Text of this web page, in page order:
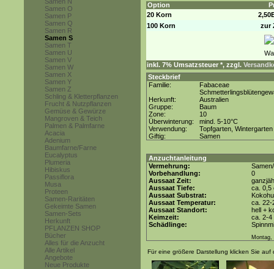
Samen O
Samen P
Samen Q
Samen R
Samen S
Samen T
Samen U
Samen V
Samen W
Samen X
Samen Y
Samen Z
Schling & Kletterpflanzen
Frucht & Nutzpflanzen
Gemüse & Gewürze
Mangroven & Teich
Palmen & Palmfarne
Acacia
Adenium
Baumfarne/Farne
Eucalyptus
Plumeria
Hibiskus
Passiflora
Musa
Proteen
Samen-Raritäten
Gekeimte Samen
Samen-Sets
Herkunft
PFLANZEN SHOP
Bücher
Alles für die Anzucht
Alle Artikel
Angebote
Neue Produkte
Option
20 Korn
100 Korn
zur
inkl. 7% Umsatzsteuer *, zzgl.
Steckbrief
Familie:
Fabaceae
Herkunft:
Australien
Gruppe:
Baum
Zone:
10
Überwinterung:
mind. 5-10°C
Verwendung:
Topfgarten, Wintergarten
Giftig:
Samen
Anzuchtanleitung
Vermehrung:
Vorbehandlung:
0
Aussaat Zeit:
Aussaat Tiefe:
ca. 0,5
Aussaat Substrat:
Aussaat Temperatur:
ca. 22-
Aussaat Standort:
hell +
Keimzeit:
ca. 2-4
Schädlinge:
Montag,
Für eine größere Darstellung klicken Sie auf